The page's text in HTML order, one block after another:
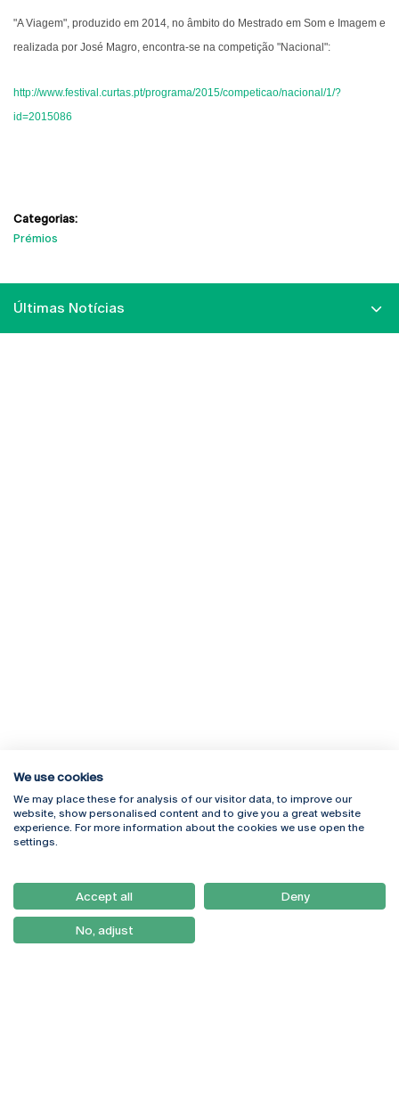
"A Viagem", produzido em 2014, no âmbito do Mestrado em Som e Imagem e
realizada por José Magro, encontra-se na competição "Nacional":
http://www.festival.curtas.pt/programa/2015/competicao/nacional/1/?
id=2015086
Categorias:
Prémios
Últimas Notícias
Rua Diogo Botelho 1327
4169-005 Porto
+351 226 196 240
Campus Online
Webmail
Como Chegar
Newsletter
We use cookies
We may place these for analysis of our visitor data, to improve our
website, show personalised content and to give you a great website
experience. For more information about the cookies we use open the
settings.
Accept all Deny
No, adjust